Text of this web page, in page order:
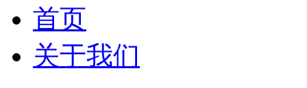
首页
关于我们